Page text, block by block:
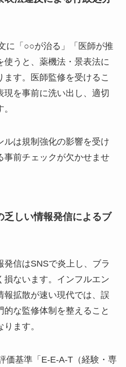
に「○○が治る」「医師が推
使うと、薬機法・景表法に
す。医師監修を受けるこ
現を事前に洗い出し、適切
ルは規制強化の影響を受け
事前チェックが欠かせませ
しい情報発信によるブ
発信はSNSで炎上し、ブラ
損ないます。インフルエン
報拡散が速い現代では、誤
な監修体制を整えること
ます。
価基準「E-E-A-T（経験・専